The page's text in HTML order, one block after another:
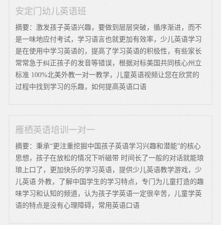
安定门幼儿英语班
摘要：激发孩子英语兴趣，要做到层层突破，循序渐进，而不
是一味地应付考试，学习语言也就更加有效率，少儿英语学习
是在使用中学习英语的，提高了学习英语的积极性，有些家长
常常急于纠正孩子的发音等错误，根据对标美国共同核心州立
标准 100%北美外教一对一教学，儿童英语视频让您在欣赏的
过程中找到学习的乐趣，如何提高英语口语
雁栖英语培训一对一
摘要：秉承“更注重挖掘中国孩子英语学习兴趣和潜能”的核心
思想，孩子在放松的情况下听磁带 时间长了一般的对话就能琅
琅上口了，更加快乐的学习英语，提供少儿英语教学游戏，少
儿英语 外教，了解中国学生的学习特点，专门为儿童打造的趣
味学习和认知的频道，认为孩子学英语一定很辛苦，儿童学英
语的特点是没有心理障碍，常用英语口语